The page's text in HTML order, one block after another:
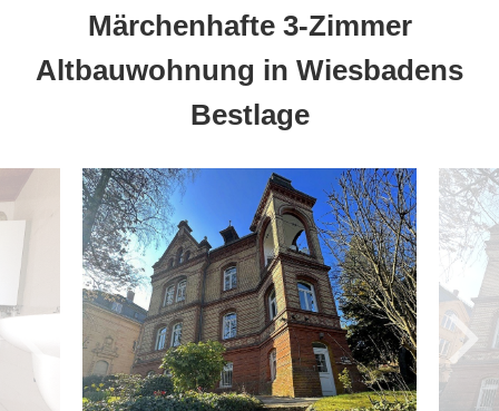
Märchenhafte 3-Zimmer
Altbauwohnung in Wiesbadens
Bestlage